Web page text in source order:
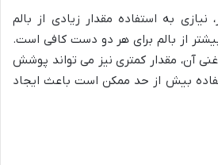
به استفاده مقدار زیادی از بالم
از بالم برای هر دو دست کافی است.
آن، مقدار کمتری نیز می تواند پوشش
بیش از حد ممکن است باعث ایجاد